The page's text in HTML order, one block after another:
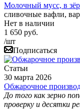
Молочный мусс, в
сливочные вафли,
Нет в наличии
1 650 руб.
/шт
Подписаться
Статьи
30 марта 2026
Обжарочное
До того как зерно
проверку и десятки